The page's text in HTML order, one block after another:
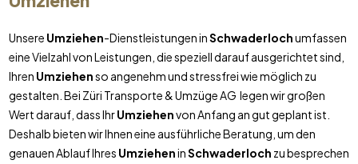
Unsere Umziehen-Dienstleistungen inSchwaderlochumfassen
eine Vielzahl von Leistungen, die speziell darauf ausgerichtet sind,
Ihren Umziehenso angenehm und stressfrei wie möglich zu
gestalten. Bei Züri Transporte & Umzüge AG legen wir großen
Wert darauf, dass IhrUmziehenvon Anfang an gut geplant ist.
Deshalb bieten wir Ihnen eine ausführliche Beratung, um den
genauen Ablauf Ihres UmzieheninSchwaderloch zu besprechen